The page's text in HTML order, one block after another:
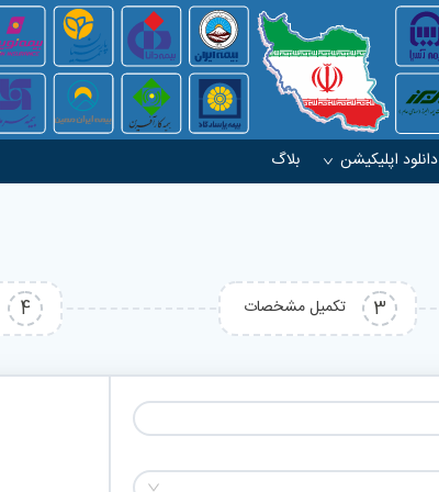
دانلود اپلیکیشن بلاگ
3 تکمیل مشخصات 4